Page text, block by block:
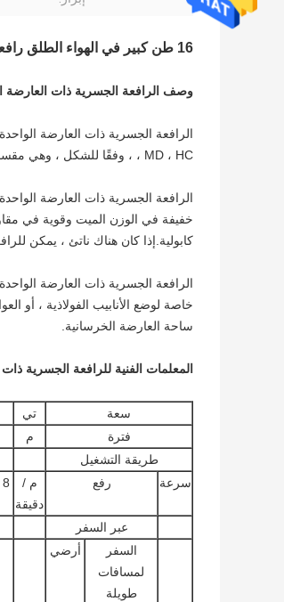
16 طن كبير في الهواء الطلق رافعة جسرية
وصف الرافعة الجسرية ذات العارضة
، MD ، HC ، وفقًا للشكل ، وهي مقسمة أيضًا إلى نوع MH و MHLP.
كابولية.إذا كان هناك ناتئ ، يمكن
خاصة لوضع الأنابيب الفولاذية ،
ساحة العارضة الخرسانية.
المعلمات الفنية للرافعة الجسرية
سعة تي
فترة
م
طريقة التشغيل
سرعة
رفع
م /
دقيقة
8 ، 8 / 0.8
عبر السفر
السفر
لمسافات
طويلة
أرضي